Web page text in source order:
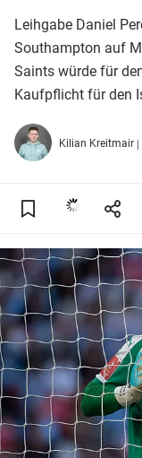
Leihgabe Daniel
Southampton auf
Saints würde für
Kaufpflicht für den
Kilian Kreitmair |